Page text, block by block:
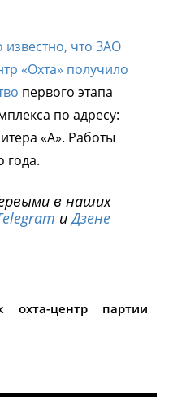
известно, что ЗАО
«Охта» получило
первого этапа
по адресу:
«А». Работы
года.
в наших
иДзене
охта-центр
партии